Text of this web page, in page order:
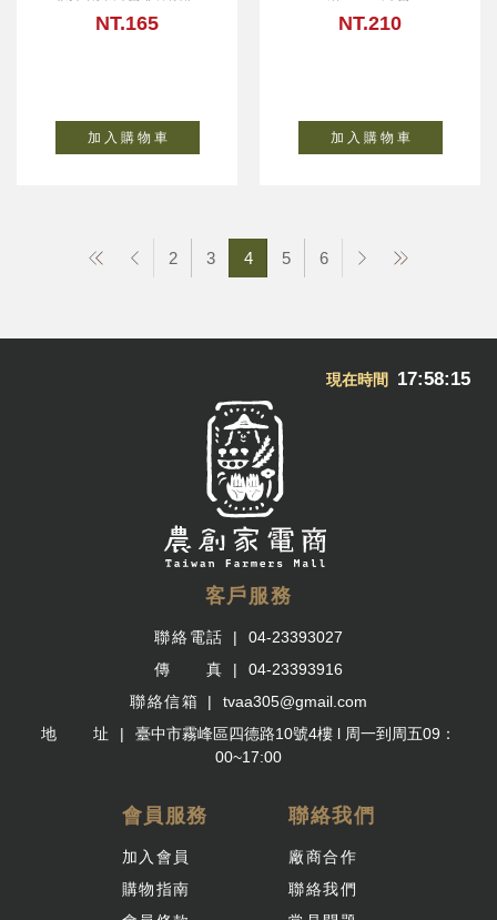
NT.165
加 入 購 物 車
NT.210
加 入 購 物 車
2 3 4 5 6
現在時間 17:58:16
客戶服務
聯絡電話
04-23393027
傳 真
04-23393916
聯絡信箱
tvaa305@gmail.com
地 址
臺中市霧峰區四德路10號4樓 l 周一到周五09：
00~17:00
會員服務
加入會員
購物指南
聯絡我們
廠商合作
聯絡我們